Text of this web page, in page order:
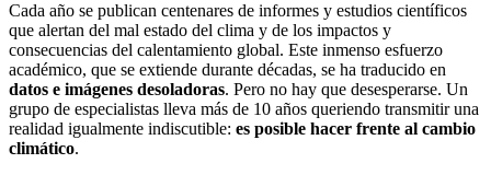
Cada año se publican centenares de informes y estudios científicos
que alertan del mal estado del clima y de los impactos y
consecuencias del calentamiento global. Este inmenso esfuerzo
académico, que se extiende durante décadas, se ha traducido en
datos e imágenes desoladoras. Pero no hay que desesperarse. Un
grupo de especialistas lleva más de 10 años queriendo transmitir una
realidad igualmente indiscutible: es posible hacer frente al cambio
climático.